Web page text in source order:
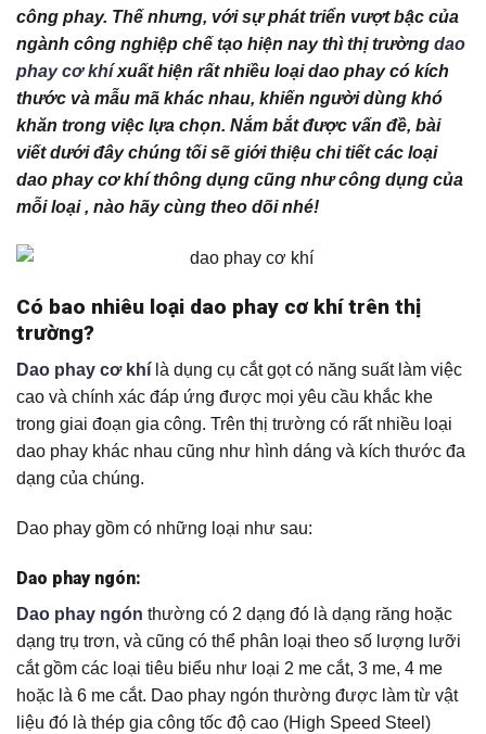
công phay. Thế nhưng, với sự phát triển vượt bậc của
ngành công nghiệp chế tạo hiện nay thì thị trường dao
phay cơ khíxuất hiện rất nhiều loại dao phay có kích
thước và mẫu mã khác nhau, khiến người dùng khó
khăn trong việc lựa chọn. Nắm bắt được vấn đề, bài
viết dưới đây chúng tối sẽ giới thiệu chi tiết các loại
dao phay cơ khí thông dụng cũng như công dụng của
mỗi loại , nào hãy cùng theo dõi nhé!
Có bao nhiêu loại dao phay cơ khí trên thị
trường?
Dao phay cơ khí là dụng cụ cắt gọt có năng suất làm việc
cao và chính xác đáp ứng được mọi yêu cầu khắc khe
trong giai đoạn gia công. Trên thị trường có rất nhiều loại
dao phay khác nhau cũng như hình dáng và kích thước đa
dạng của chúng.
Dao phay gồm có những loại như sau:
Dao phay ngón:
Dao phay ngón thường có 2 dạng đó là dạng răng hoặc
dạng trụ trơn, và cũng có thể phân loại theo số lượng lưỡi
cắt gồm các loại tiêu biểu như loại 2 me cắt, 3 me, 4 me
hoặc là 6 me cắt. Dao phay ngón thường được làm từ vật
liệu đó là thép gia công tốc độ cao (High Speed Steel)